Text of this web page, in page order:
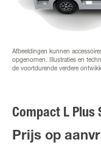
Afbeeldingen kunnen
opgenomen. Illustraties en
de voortdurende verdere
Compact L Plus
Prijs op